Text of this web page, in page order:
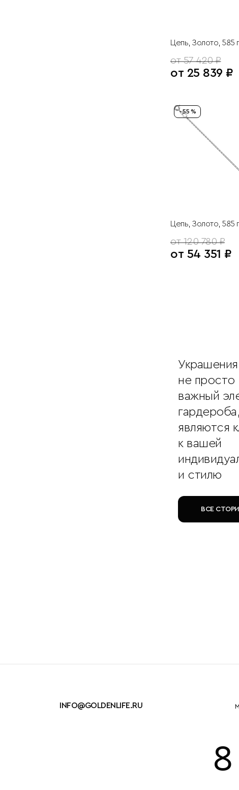
Цепь, Золото, 585
от 57 420 ₽
от 25 839 ₽
- 55 %
Цепь, Золото, 585
от 120 780 ₽
от 54 351 ₽
не просто
важный
являются
к вашей
и стилю
ВСЕ
INFO@GOLDENLIFE.RU